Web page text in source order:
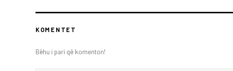
KOMENTET
Bëhu i pari që komenton!